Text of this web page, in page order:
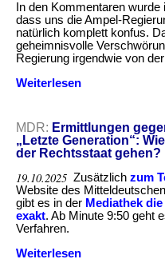
In den Kommentaren
dass uns die Ampel-
natürlich komplett konfus.
geheimnisvolle
Regierung irgendwie von
Weiterlesen
Generation:
Aktivisten
oder
Verbrecher?
MDR: Ermittlungen
„Letzte Generation“:
der Rechtsstaat gehen?
19.10.2025 Zusätzlich zum
Website des
gibt es in der Mediathek
exakt. Ab Minute 9:50 geht
Verfahren.
Weiterlesen